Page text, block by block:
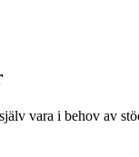
vara i behov av